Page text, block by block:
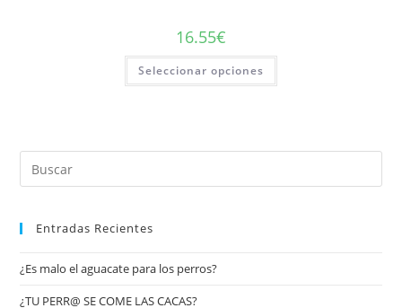
16.55€
Seleccionar opciones
Entradas Recientes
¿Es malo el aguacate para los perros?
¿TU PERR@ SE COME LAS CACAS?